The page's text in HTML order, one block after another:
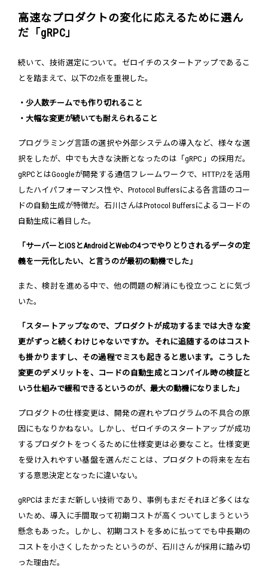
高速なプロダクトの変化に応えるために選ん
だ「gRPC」
続いて、技術選定について。ゼロイチのスタートアップであるこ
とを踏まえて、以下の2点を重視した。
・少人数チームでも作り切れること
・大幅な変更が続いても耐えられること
プログラミング言語の選択や外部システムの導入など、様々な選
択をしたが、中でも大きな決断となったのは「gRPC」の採用だ。
gRPCとはGoogleが開発する通信フレームワークで、HTTP/2を活用
したハイパフォーマンス性や、Protocol Buffersによる各言語のコー
ドの自動生成が特徴だ。石川さんはProtocol Buffersによるコードの
自動生成に着目した。
「サーバーとiOSとAndroidとWebの4つでやりとりされるデータの定
義を一元化したい、と言うのが最初の動機でした」
また、検討を進める中で、他の問題の解消にも役立つことに気づ
いた。
「スタートアップなので、プロダクトが成功するまでは大きな変
更がずっと続くわけじゃないですか。それに追随するのはコスト
も掛かりますし、その過程でミスも起きると思います。こうした
変更のデメリットを、コードの自動生成とコンパイル時の検証と
いう仕組みで緩和できるというのが、最大の動機になりました」
プロダクトの仕様変更は、開発の遅れやプログラムの不具合の原
因にもなりかねない。しかし、ゼロイチのスタートアップが成功
するプロダクトをつくるために仕様変更は必要なこと。仕様変更
を受け入れやすい基盤を選んだことは、プロダクトの将来を左右
する意思決定となったに違いない。
gRPCはまだまだ新しい技術であり、事例もまだそれほど多くはな
いため、導入に手間取って初期コストが高くついてしまうという
懸念もあった。しかし、初期コストを多めに払ってでも中長期の
コストを小さくしたかったというのが、石川さんが採用に踏み切
った理由だ。